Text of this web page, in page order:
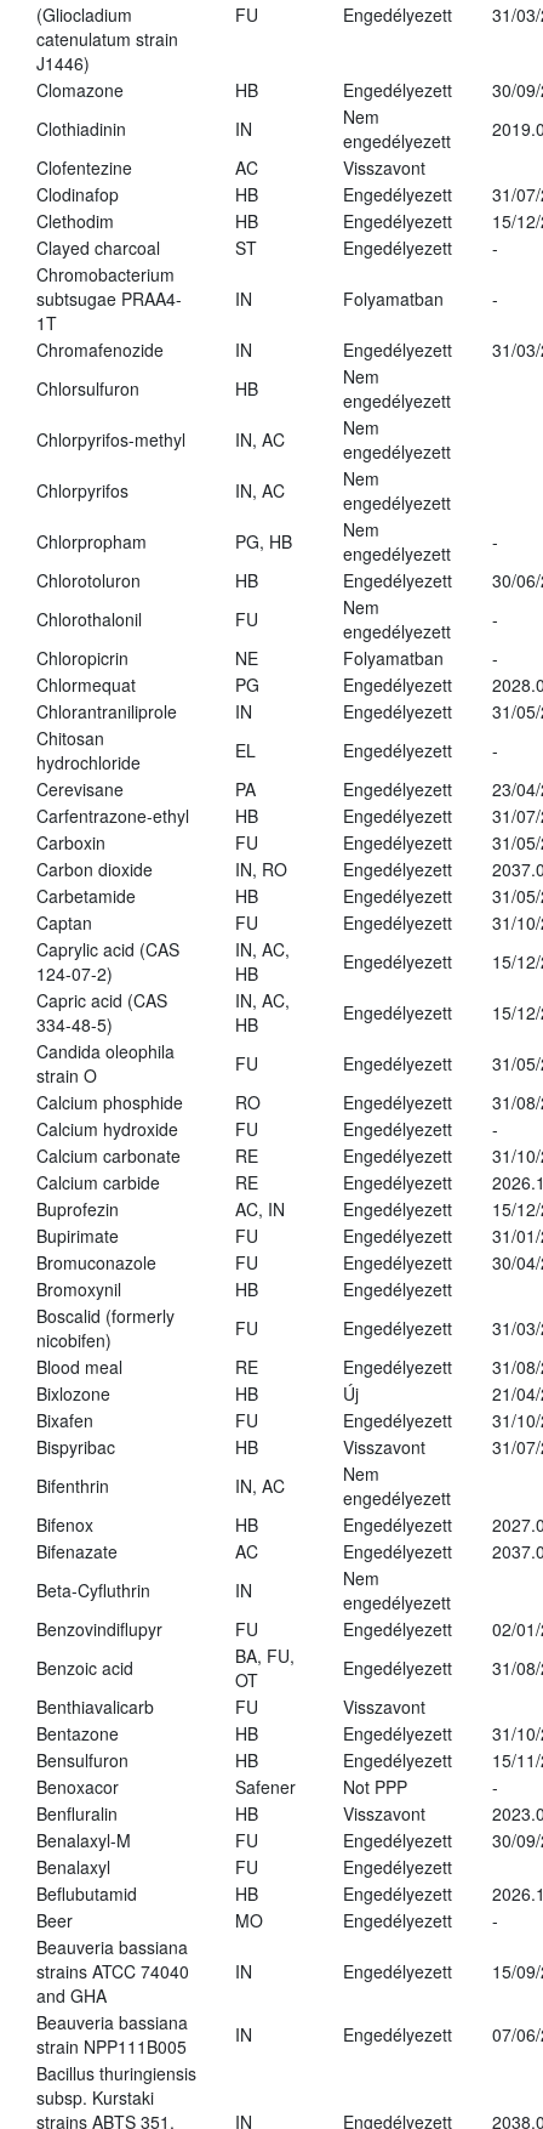
(Gliocladium
catenulatum strain
J1446)
FU Engedélyezett 31/
Clomazone HB Engedélyezett
30/
Clothiadinin
IN
Nem
engedélyezett
Clofentezine
AC
Visszavont
Clodinafop
HB Engedélyezett
31/
Clethodim
HB Engedélyezett
15/
Clayed charcoal
ST Engedélyezett
-
Chromobacterium
subtsugae PRAA4-
1T
IN Folyamatban -
Chromafenozide IN Engedélyezett
31/
Chlorsulfuron
HB
Nem
engedélyezett
Chlorpyrifos-methyl
IN, AC
Nem
engedélyezett
Chlorpyrifos
IN, AC
Nem
engedélyezett
Chlorpropham
PG, HB
Nem
engedélyezett
-
Chlorotoluron
HB Engedélyezett
30/
Chlorothalonil
FU
Nem
engedélyezett
-
Chloropicrin
NE Folyamatban
-
Chlormequat
PG Engedélyezett
Chlorantraniliprole
IN Engedélyezett
31/
Chitosan
hydrochloride
EL Engedélyezett
-
Cerevisane
PA Engedélyezett
23/
Carfentrazone-ethyl
HB Engedélyezett
31/
Carboxin
FU Engedélyezett
31/
Carbon dioxide
IN, RO Engedélyezett
Carbetamide
HB Engedélyezett
31/
Captan
FU Engedélyezett
31/
Caprylic acid (CAS
124-07-2)
IN, AC,
HB
Engedélyezett
15/
Capric acid (CAS
334-48-5)
IN, AC,
HB
Engedélyezett
15/
Candida oleophila
strain O
FU Engedélyezett
31/
Calcium phosphide
RO Engedélyezett
31/
Calcium hydroxide
FU Engedélyezett
-
Calcium carbonate
RE Engedélyezett
31/
Calcium carbide
RE Engedélyezett
Buprofezin
AC, IN Engedélyezett
15/
Bupirimate
FU Engedélyezett
31/
Bromuconazole
FU Engedélyezett
30/
Bromoxynil
HB
Engedélyezett
Boscalid (formerly
nicobifen)
FU Engedélyezett
31/
Blood meal
RE Engedélyezett
31/
Bixlozone
HB Új
21/
Bixafen
FU Engedélyezett
31/
Bispyribac
HB Visszavont
31/
Bifenthrin
IN, AC
Nem
engedélyezett
Bifenox
HB Engedélyezett
Bifenazate
AC Engedélyezett
Beta-Cyfluthrin
IN
Nem
engedélyezett
Benzovindiflupyr
FU Engedélyezett
02/
Benzoic acid
BA, FU,
OT
Engedélyezett
31/
Benthiavalicarb
FU
Visszavont
Bentazone
HB Engedélyezett
31/
Bensulfuron
HB Engedélyezett
15/
Benoxacor
Safener Not PPP
-
Benfluralin
HB Visszavont
Benalaxyl-M
FU Engedélyezett
30/
Benalaxyl
FU
Engedélyezett
Beflubutamid
HB Engedélyezett
Beer
MO Engedélyezett
-
Beauveria bassiana
strains ATCC 74040
and GHA
IN Engedélyezett 15/
Beauveria bassiana
strain NPP111B005
IN Engedélyezett
07/
Bacillus thuringiensis
subsp. Kurstaki
strains ABTS 351,
IN Engedélyezett